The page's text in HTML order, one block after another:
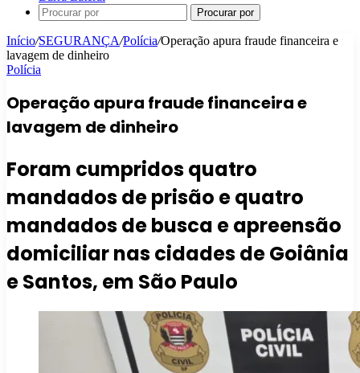
Procurar por
Início/SEGURANÇA/Polícia/Operação apura fraude financeira e
lavagem de dinheiro
Polícia
Operação apura fraude financeira e
lavagem de dinheiro
Foram cumpridos quatro
mandados de prisão e quatro
mandados de busca e apreensão
domiciliar nas cidades de Goiânia
e Santos, em São Paulo